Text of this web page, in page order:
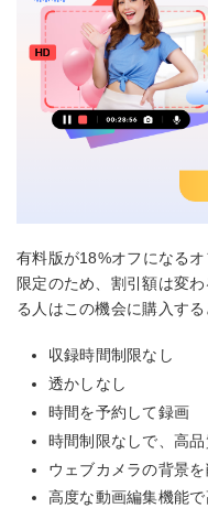
有料版が18%オフになる
限定のため、割引額は変
る人はこの機会に購入する
収録時間制限なし
透かしなし
時間を予約して録画
時間制限なしで、高
ウェブカメラの背景
高度な動画編集機能